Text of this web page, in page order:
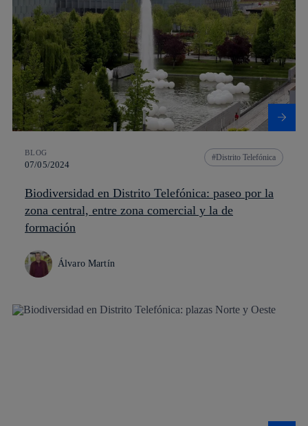
BLOG
07/05/2024
Distrito Telefónica
Biodiversidad en Distrito Telefónica: paseo por la
zona central, entre zona comercial y la de
formación
Álvaro Martín